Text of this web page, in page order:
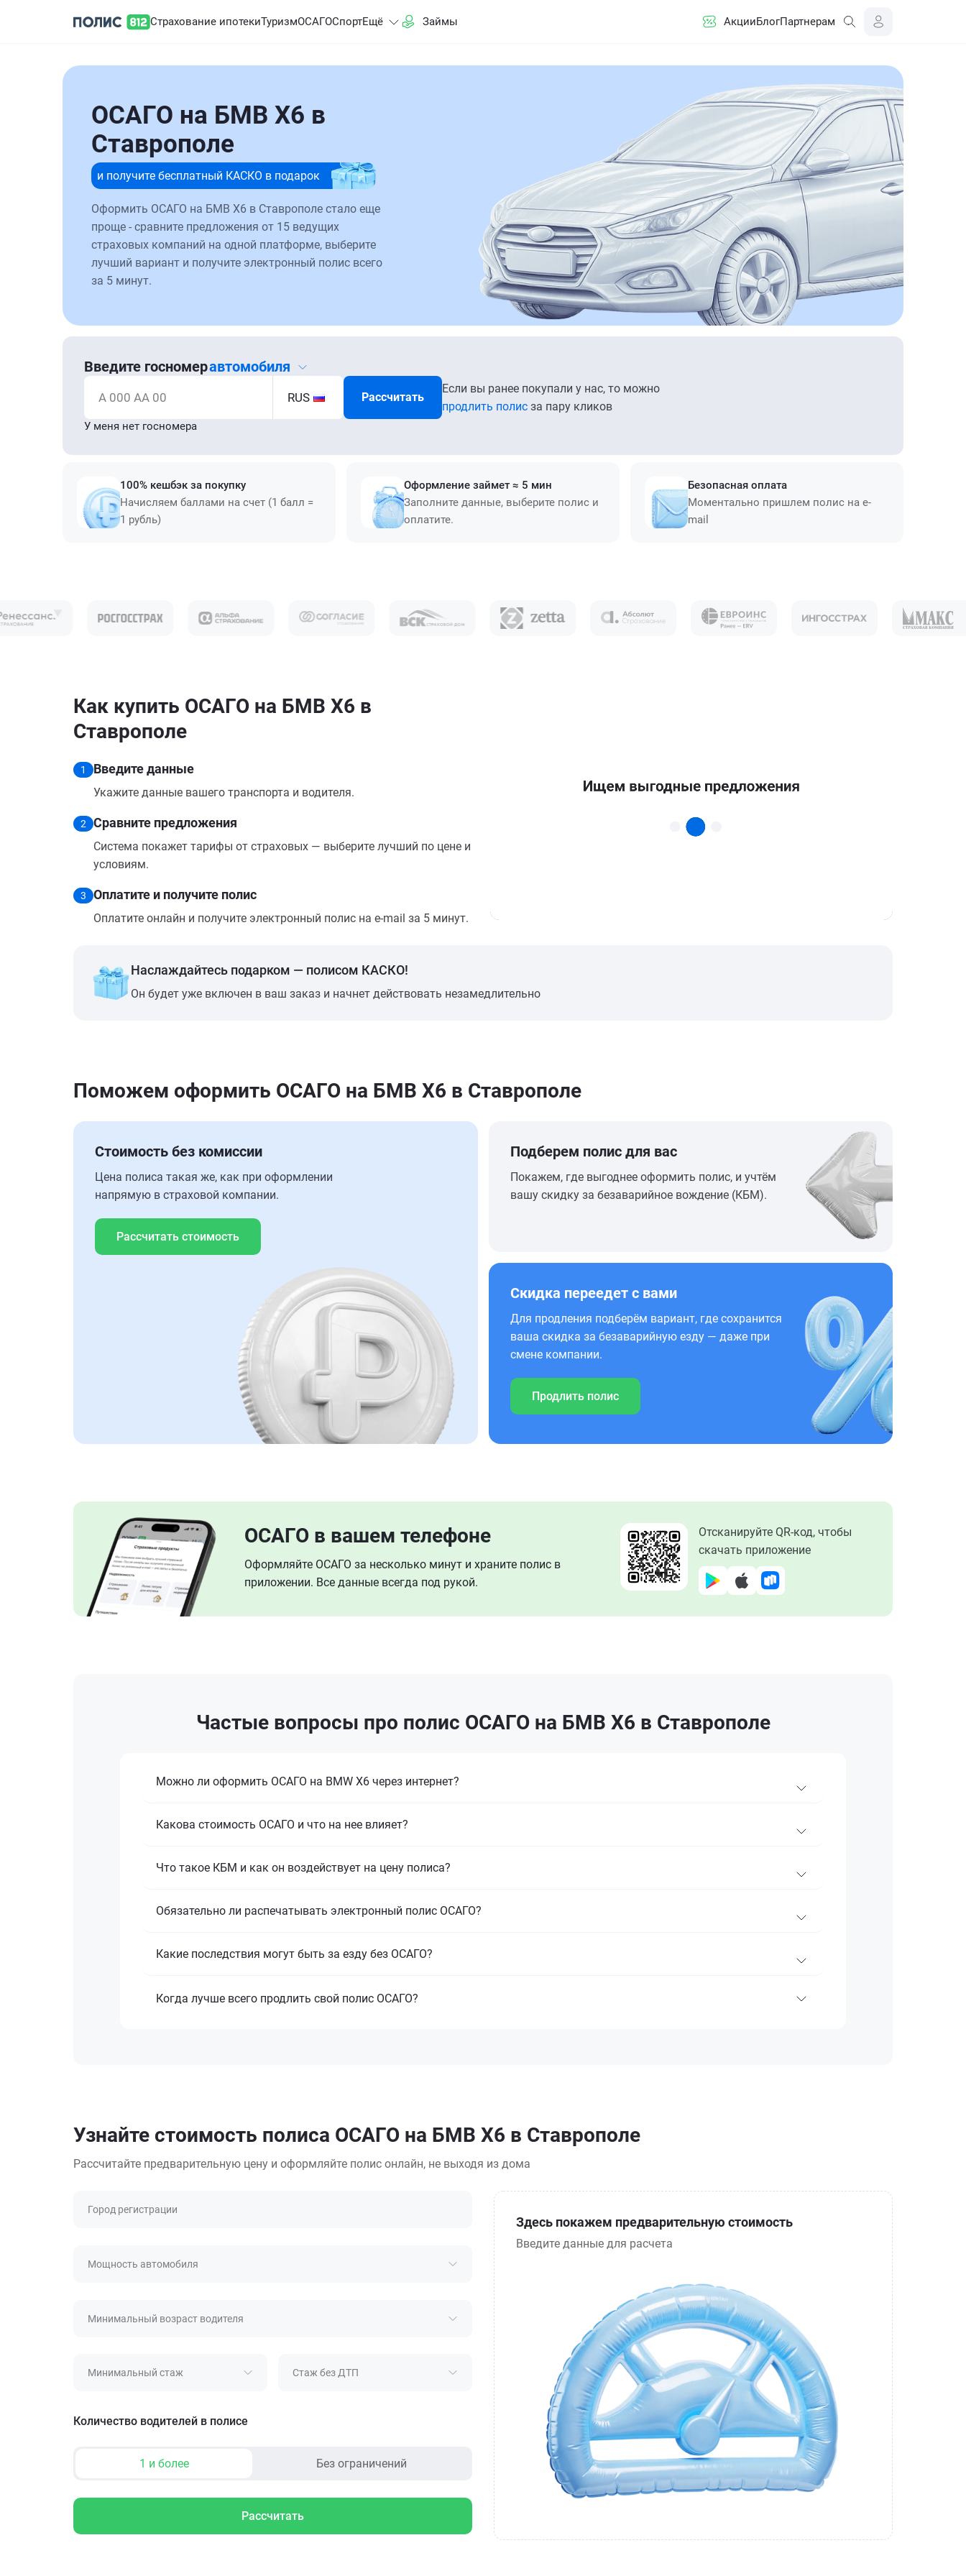
Страхование ипотекиТуризмОСАГОСпортЕщё Займы АкцииБлогПартнерам
ОСАГО на БМВ Х6 в
Ставрополе
и получите бесплатный КАСКО в подарок
Оформить ОСАГО на БМВ Х6 в Ставрополе стало еще
проще - сравните предложения от 15 ведущих
страховых компаний на одной платформе, выберите
лучший вариант и получите электронный полис всего
за 5 минут.
Введите госномеравтомобиля
А 000 АА 00 RUS Рассчитать
Если вы ранее покупали у нас, то можно
продлить полис за пару кликов
У меня нет госномера
100% кешбэк за покупку
Начисляем баллами на счет (1 балл =
1 рубль)
Оформление займет ≈ 5 мин
Заполните данные, выберите полис и
оплатите.
Безопасная оплата
Моментально пришлем полис на e-
mail
Как купить ОСАГО на БМВ Х6 в
Ставрополе
1 Введите данные
Укажите данные вашего транспорта и водителя.
2 Сравните предложения
Система покажет тарифы от страховых — выберите лучший по цене и
условиям.
3 Оплатите и получите полис
Оплатите онлайн и получите электронный полис на e-mail за 5 минут.
Наслаждайтесь подарком — полисом КАСКО!
Он будет уже включен в ваш заказ и начнет действовать незамедлительно
Поможем оформить ОСАГО на БМВ Х6 в Ставрополе
Стоимость без комиссии
Цена полиса такая же, как при оформлении
напрямую в страховой компании.
Рассчитать стоимость
Подберем полис для вас
Покажем, где выгоднее оформить полис, и учтём
вашу скидку за безаварийное вождение (КБМ).
Скидка переедет с вами
Для продления подберём вариант, где сохранится
ваша скидка за безаварийную езду — даже при
смене компании.
Продлить полис
ОСАГО в вашем телефоне
Оформляйте ОСАГО за несколько минут и храните полис в
приложении. Все данные всегда под рукой.
Отсканируйте QR-код, чтобы
скачать приложение
Частые вопросы про полис ОСАГО на БМВ Х6 в Ставрополе
Можно ли оформить ОСАГО на BMW X6 через интернет?
Какова стоимость ОСАГО и что на нее влияет?
Что такое КБМ и как он воздействует на цену полиса?
Обязательно ли распечатывать электронный полис ОСАГО?
Какие последствия могут быть за езду без ОСАГО?
Когда лучше всего продлить свой полис ОСАГО?
Узнайте стоимость полиса ОСАГО на БМВ Х6 в Ставрополе
Рассчитайте предварительную цену и оформляйте полис онлайн, не выходя из дома
Город регистрации
Мощность автомобиля
Минимальный возраст водителя
Минимальный стаж Стаж без ДТП
Количество водителей в полисе
1 и более Без ограничений
Рассчитать
Здесь покажем предварительную стоимость
Введите данные для расчета